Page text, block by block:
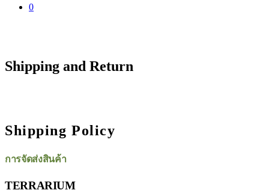
0
Shipping and Return
Shipping Policy
การจัดส่งสินค้า
TERRARIUM